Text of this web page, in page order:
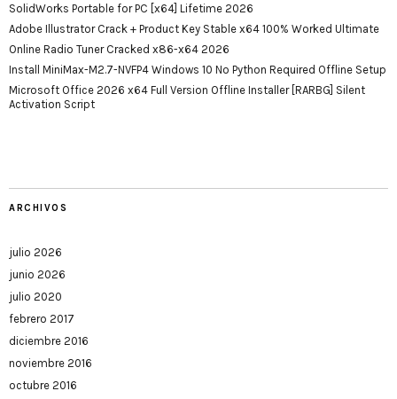
SolidWorks Portable for PC [x64] Lifetime 2026
Adobe Illustrator Crack + Product Key Stable x64 100% Worked Ultimate
Online Radio Tuner Cracked x86-x64 2026
Install MiniMax-M2.7-NVFP4 Windows 10 No Python Required Offline Setup
Microsoft Office 2026 x64 Full Version Offline Installer [RARBG] Silent
Activation Script
ARCHIVOS
julio 2026
junio 2026
julio 2020
febrero 2017
diciembre 2016
noviembre 2016
octubre 2016